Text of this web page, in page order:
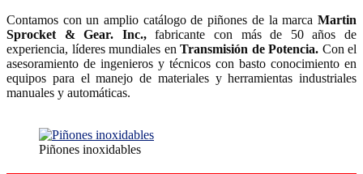
Contamos con un amplio catálogo de piñones de la marca Martin
Sprocket & Gear. Inc.,fabricante con más de 50 años de
experiencia, líderes mundiales en Transmisión de Potencia. Con el
asesoramiento de ingenieros y técnicos con basto conocimiento en
equipos para el manejo de materiales y herramientas industriales
manuales y automáticas.
Piñones inoxidables